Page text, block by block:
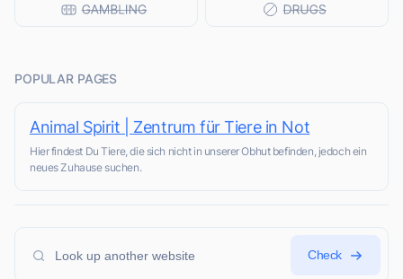
POPULAR PAGES
Animal Spirit | Zentrum für Tiere in Not
Hier findest Du Tiere, die sich nicht in unserer Obhut befinden, jedoch ein
neues Zuhause suchen.
Check